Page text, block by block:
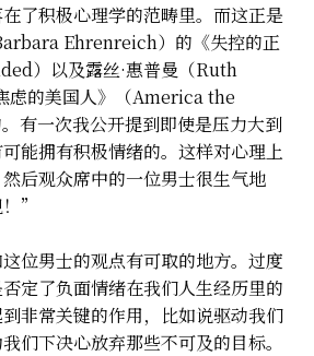
了积极心理学的范畴里。而这正是
Ehrenreich）的《失控的正
）以及露丝·惠普曼（Ruth
的美国人》（America the
有一次我公开提到即使是压力大到
能拥有积极情绪的。这样对心理上
后观众席中的一位男士很生气地
”
位男士的观点有可取的地方。过度
定了负面情绪在我们人生经历里的
非常关键的作用，比如说驱动我们
们下决心放弃那些不可及的目标。